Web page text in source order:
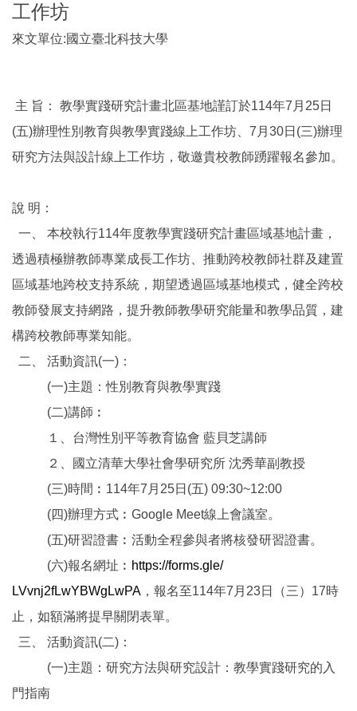
工作坊
來文單位:國立臺北科技大學
主 旨： 教學實踐研究計畫北區基地謹訂於114年7月25日
(五)辦理性別教育與教學實踐線上工作坊、7月30日(三)辦理
研究方法與設計線上工作坊，敬邀貴校教師踴躍報名參加。
說 明：
一、 本校執行114年度教學實踐研究計畫區域基地計畫，
透過積極辦教師專業成長工作坊、 推動跨校教師社群及建置
區域基地跨校支持系統， 期望透過區域基地模式，健全跨校
教師發展支持網路， 提升教師教學研究能量和教學品質，建
構跨校教師專業知能。
二、 活動資訊(一)：
(一)主題：性別教育與教學實踐
(二)講師︰
１、台灣性別平等教育協會 藍貝芝講師
２、國立清華大學社會學研究所 沈秀華副教授
(三)時間︰114年7月25日(五) 09:30~12:00
(四)辦理方式︰Google Meet線上會議室。
(五)研習證書︰活動全程參與者將核發研習證書。
(六)報名網址︰ https://forms.gle/
LVvnj2fLwYBWgLwPA ， 報名至114年7月23日（三）17時
止， 如額滿將提早關閉表單。
三、 活動資訊(二)：
(一)主題：研究方法與研究設計：教學實踐研究的入
門指南